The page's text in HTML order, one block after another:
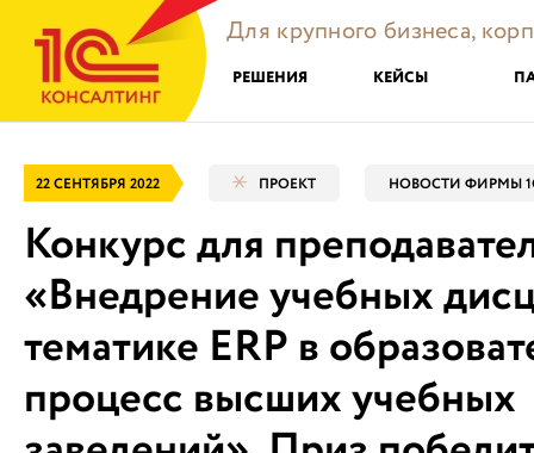
Для крупного бизнеса,
РЕШЕНИЯ КЕЙСЫ
22 СЕНТЯБРЯ 2022 ПРОЕКТ НОВОСТИ ФИРМЫ
Конкурс для
«Внедрение учебных
тематике ERP в
процесс высших учебных